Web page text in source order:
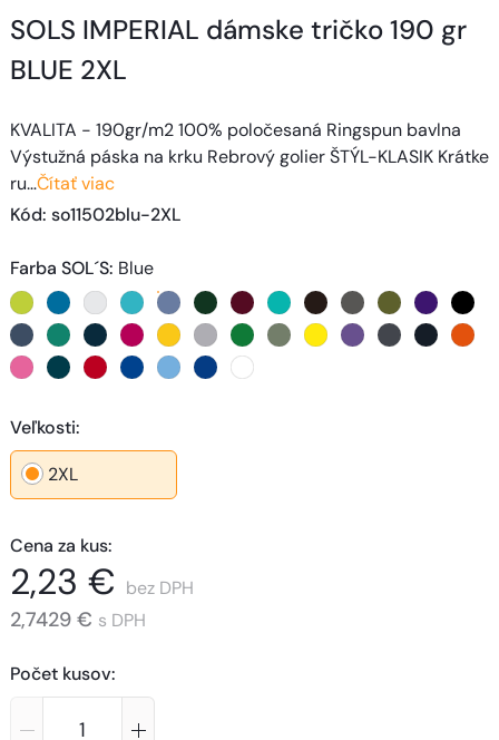
SOLS IMPERIAL dámske tričko 190 gr
BLUE 2XL
KVALITA - 190gr/m2 100% poločesaná Ringspun bavlna
Výstužná páska na krku Rebrový golier ŠTÝL-KLASIK Krátke
ru…Čítať viac
Kód: so11502blu-2XL
Farba SOL´S: Blue
Veľkosti:
2XL
Cena za kus:
2,23 € bez DPH
2,7429 € s DPH
Počet kusov: